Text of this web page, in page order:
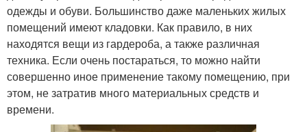
одежды и обуви. Большинство даже маленьких жилых
помещений имеют кладовки. Как правило, в них
находятся вещи из гардероба, а также различная
техника. Если очень постараться, то можно найти
совершенно иное применение такому помещению, при
этом, не затратив много материальных средств и
времени.